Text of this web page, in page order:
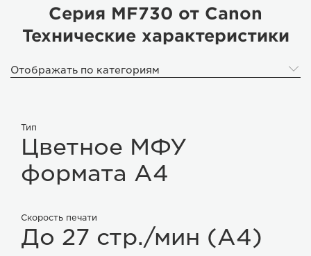
Продукты и решения для бизнеса
Принтеры и факсимильные аппараты для бизнеса
Серия MF730 от Canon
Технические характеристики
Отображать по категориям
Тип
Цветное МФУ
формата A4
Скорость печати
До 27 стр./мин (А4)